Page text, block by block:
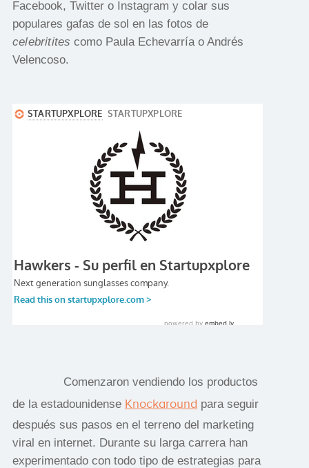
Facebook, Twitter o Instagram y colar sus
populares gafas de sol en las fotos de
celebritites como Paula Echevarría o Andrés
Velencoso.
Comenzaron vendiendo los productos
de la estadounidense Knockaround para seguir
después sus pasos en el terreno del marketing
viral en internet. Durante su larga carrera han
experimentado con todo tipo de estrategias para